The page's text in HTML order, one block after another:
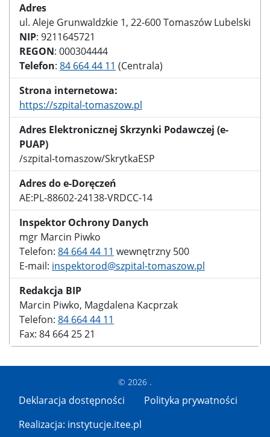
Adres
ul. Aleje Grunwaldzkie 1, 22-600 Tomaszów Lubelski
NIP: 9211645721
REGON: 000304444
Telefon: 84 664 44 11 (Centrala)
Strona internetowa:
https://szpital-tomaszow.pl
Adres Elektronicznej Skrzynki Podawczej (e-
PUAP)
/szpital-tomaszow/SkrytkaESP
Adres do e-Doręczeń
AE:PL-88602-24138-VRDCC-14
Inspektor Ochrony Danych
mgr Marcin Piwko
Telefon: 84 664 44 11 wewnętrzny 500
E-mail: inspektorod@szpital-tomaszow.pl
Redakcja BIP
Marcin Piwko, Magdalena Kacprzak
Telefon: 84 664 44 11
Fax: 84 664 25 21
© 2026 .
Deklaracja dostępności
Polityka prywatności
Realizacja: instytucje.itee.pl